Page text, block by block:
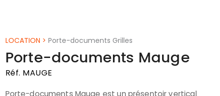
LOCATION > Porte-documents Grilles
Porte-documents Mauge
Réf. MAUGE
Porte-documents Mauge est un présentoir vertical